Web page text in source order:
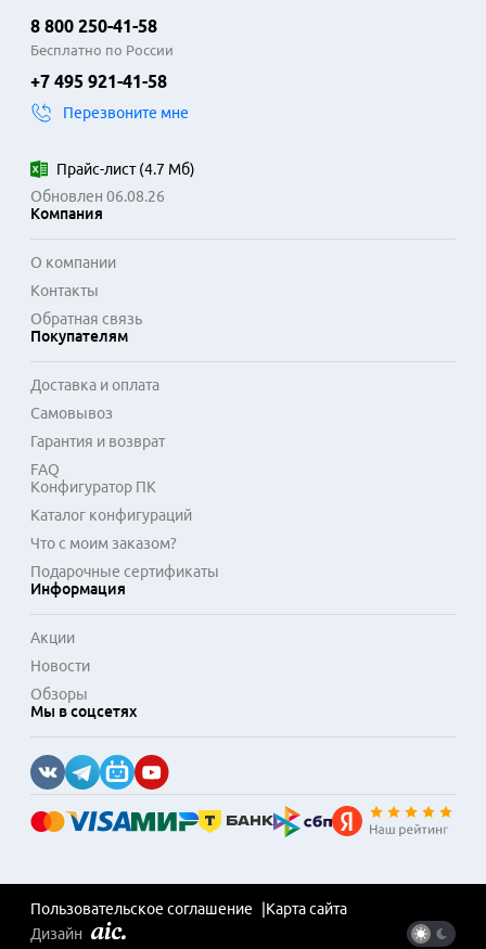
8 800 250-41-58
Бесплатно по России
+7 495 921-41-58
Перезвоните мне
Прайс-лист(4.7 Мб)
Обновлен 06.08.26
Компания
О компании
Контакты
Обратная связь
Покупателям
Доставка и оплата
Самовывоз
Гарантия и возврат
FAQ
Конфигуратор ПК
Каталог конфигураций
Что с моим заказом?
Подарочные сертификаты
Информация
Акции
Новости
Обзоры
Мы в соцсетях
Пользовательское соглашение
Карта сайта
Дизайн